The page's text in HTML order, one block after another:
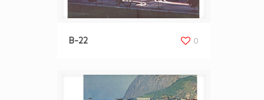
B-22 0